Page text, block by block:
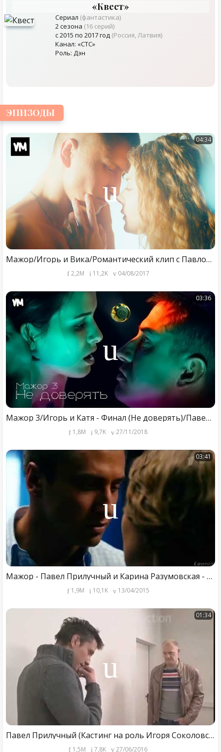
«Квест»
Сериал (фантастика)
2 сезона (16 серий)
с 2015 по 2017 год (Россия, Латвия)
Канал: «СТС»
Роль: Дэн
ЭПИЗОДЫ
04:34
Мажор/Игорь и Вика/Романтический клип с Павлом Прилучным
2,2M 11,2K 04/08/2017
03:36
Мажор 3/Игорь и Катя - Финал (Не доверять)/Павел Прилучный и Любовь Аксенова
1,8M 9,7K 27/11/2018
03:41
Мажор - Павел Прилучный и Карина Разумовская - Я просто буду любить тебя
1,9M 10,1K 13/04/2015
01:34
Павел Прилучный (Кастинг на роль Игоря Соколовского, "Мажор")
1,5M 7,8K 27/06/2016